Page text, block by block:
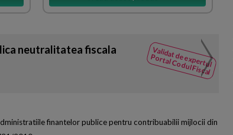
Validat de expertul
Portal Codul Fiscal
neutralitatea fiscala
finantelor publice pentru contribuabilii mijlocii din